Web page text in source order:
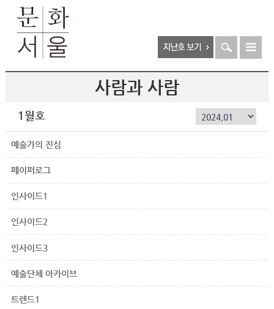
사람과 사람
1월호
예술가의 진심
페이퍼로그
인사이드1
인사이드2
인사이드3
예술단체 아카이브
트렌드1